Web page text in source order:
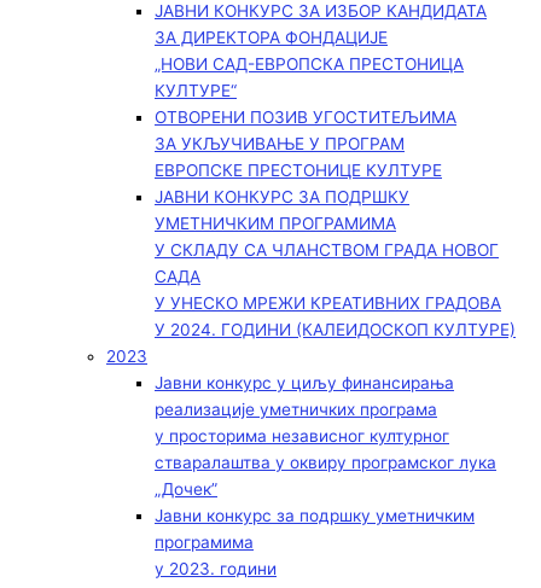
ЈАВНИ КОНКУРС ЗА ИЗБОР КАНДИДАТА
ЗА ДИРЕКТОРА ФОНДАЦИЈЕ
„НОВИ САД-ЕВРОПСКА ПРЕСТОНИЦА
КУЛТУРЕ“
ОТВОРЕНИ ПОЗИВ УГОСТИТЕЉИМА
ЗА УКЉУЧИВАЊЕ У ПРОГРАМ
ЕВРОПСКЕ ПРЕСТОНИЦЕ КУЛТУРЕ
ЈАВНИ КОНКУРС ЗА ПОДРШКУ
УМЕТНИЧКИМ ПРОГРАМИМА
У СКЛАДУ СА ЧЛАНСТВОМ ГРАДА НОВОГ
САДА
У УНЕСКО МРЕЖИ КРЕАТИВНИХ ГРАДОВА
У 2024. ГОДИНИ (КАЛЕИДОСКОП КУЛТУРЕ)
2023
Јавни конкурс у циљу финансирања
реализације уметничких програма
у просторима независног културног
стваралаштва у оквиру програмског лука
„Дочек”
Јавни конкурс за подршку уметничким
програмима
у 2023. години